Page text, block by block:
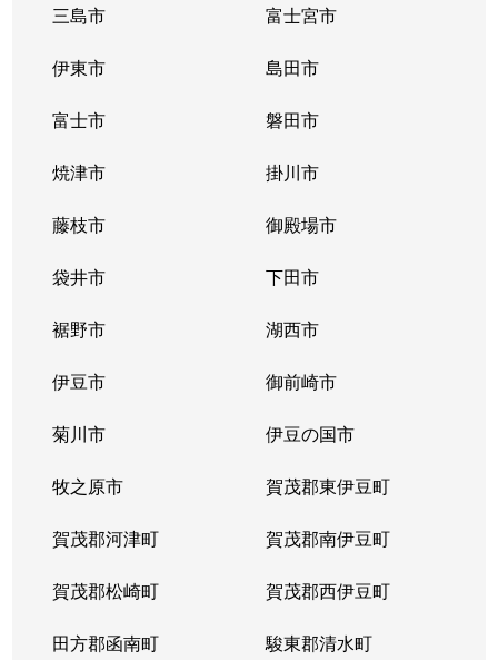
三島市 富士宮市
伊東市 島田市
富士市 磐田市
焼津市 掛川市
藤枝市 御殿場市
袋井市 下田市
裾野市 湖西市
伊豆市 御前崎市
菊川市 伊豆の国市
牧之原市 賀茂郡東伊豆町
賀茂郡河津町 賀茂郡南伊豆町
賀茂郡松崎町 賀茂郡西伊豆町
田方郡函南町 駿東郡清水町